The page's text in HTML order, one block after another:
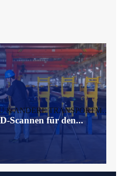
MASCHINENBAU & ANDERE TRANSPORTMITTEL
Scannen für den...